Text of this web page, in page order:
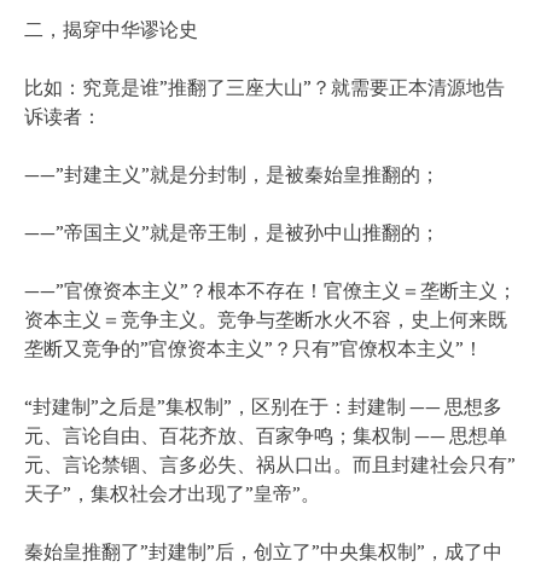
二，揭穿中华谬论史
比如：究竟是谁”推翻了三座大山”？就需要正本清源地告
诉读者：
——”封建主义”就是分封制，是被秦始皇推翻的；
——”帝国主义”就是帝王制，是被孙中山推翻的；
——”官僚资本主义”？根本不存在！官僚主义＝垄断主义；
资本主义＝竞争主义。竞争与垄断水火不容，史上何来既
垄断又竞争的”官僚资本主义”？只有”官僚权本主义”！
“封建制”之后是”集权制”，区别在于：封建制 —— 思想多
元、言论自由、百花齐放、百家争鸣；集权制 —— 思想单
元、言论禁锢、言多必失、祸从口出。而且封建社会只有”
天子”，集权社会才出现了”皇帝”。
秦始皇推翻了”封建制”后，创立了”中央集权制”，成了中